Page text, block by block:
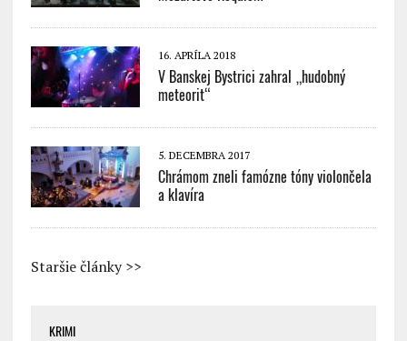
16. APRÍLA 2018
V Banskej Bystrici zahral „hudobný
meteorit“
5. DECEMBRA 2017
Chrámom zneli famózne tóny violončela
a klavíra
Staršie články >>
KRIMI